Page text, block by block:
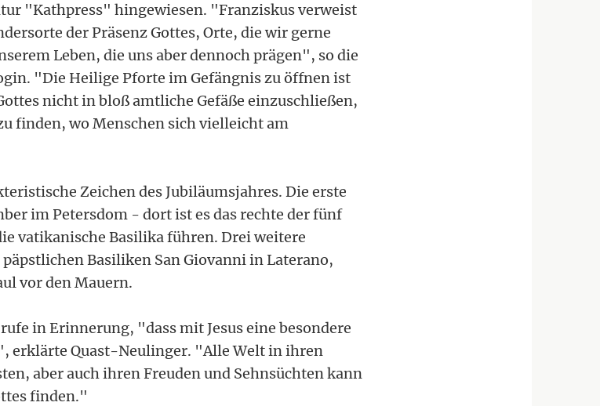
"Kathpress" hingewiesen. "Franziskus verweist
der Präsenz Gottes, Orte, die wir gerne
Leben, die uns aber dennoch prägen", so die
"Die Heilige Pforte im Gefängnis zu öffnen ist
nicht in bloß amtliche Gefäße einzuschließen,
finden, wo Menschen sich vielleicht am
Zeichen des Jubiläumsjahres. Die erste
im Petersdom - dort ist es das rechte der fünf
vatikanische Basilika führen. Drei weitere
Basiliken San Giovanni in Laterano,
vor den Mauern.
in Erinnerung, "dass mit Jesus eine besondere
erklärte Quast-Neulinger. "Alle Welt in ihren
aber auch ihren Freuden und Sehnsüchten kann
finden."